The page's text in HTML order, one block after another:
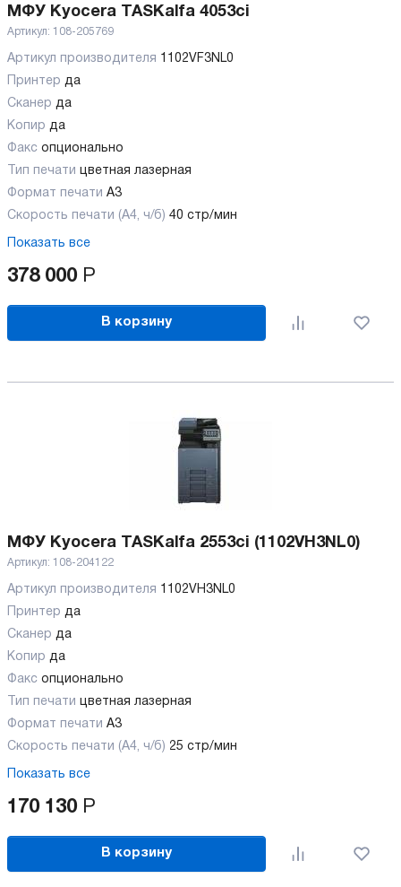
МФУ Kyocera TASKalfa 4053ci
Артикул: 108-205769
Артикул производителя 1102VF3NL0
Принтер да
Сканер да
Копир да
Факс опционально
Тип печати цветная лазерная
Формат печати A3
Скорость печати (А4, ч/б) 40 стр/мин
Показать все
378 000 Р
В корзину
МФУ Kyocera TASKalfa 2553ci (1102VH3NL0)
Артикул: 108-204122
Артикул производителя 1102VH3NL0
Принтер да
Сканер да
Копир да
Факс опционально
Тип печати цветная лазерная
Формат печати A3
Скорость печати (А4, ч/б) 25 стр/мин
Показать все
170 130 Р
В корзину